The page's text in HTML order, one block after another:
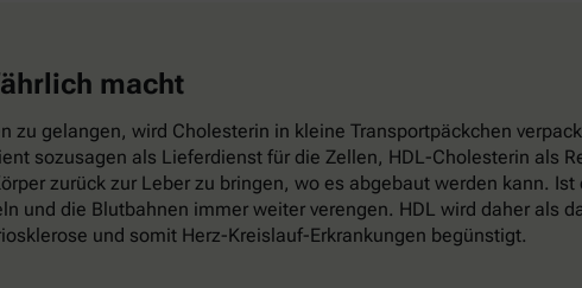
macht
zu gelangen, wird Cholesterin in kleine Transportpäckchen
sozusagen als Lieferdienst für die Zellen, HDL-Cholesterin als
zurück zur Leber zu bringen, wo es abgebaut werden kann.
und die Blutbahnen immer weiter verengen. HDL wird daher als
und somit Herz-Kreislauf-Erkrankungen begünstigt.